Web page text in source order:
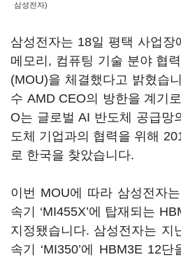
삼성전자)
삼성전자는 18일 평택 사업장
메모리 , 컴퓨팅 기술 분야 협
(MOU)을 체결했다고 밝혔습
수 AMD CEO의 방한을 계기
O는 글로벌AI 반도체 공급망
도체 기업과의 협력을 위해
로 한국을 찾았습니다.
이번 MOU에 따라 삼성전자는
속기 ‘MI455X’에 탑재되는
지정됐습니다. 삼성전자는 지
속기 ‘MI350’에 HBM3E 12단